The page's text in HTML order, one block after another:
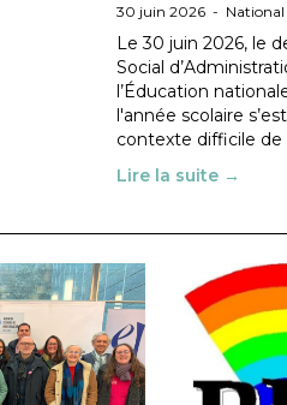
30 juin 2026 - National
Le 30 juin 2026, le
Social
l’Éducation
l'année scolaire
contexte difficile de
Lire la suite →